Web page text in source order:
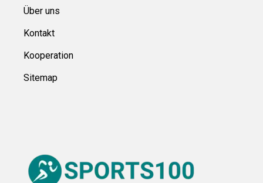
Über uns
Kontakt
Kooperation
Sitemap